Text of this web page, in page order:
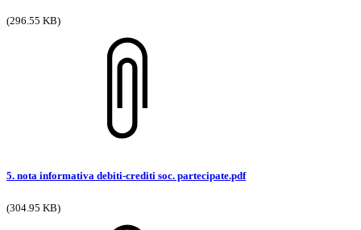
(296.55 KB)
5. nota informativa debiti-crediti soc. partecipate.pdf
(304.95 KB)